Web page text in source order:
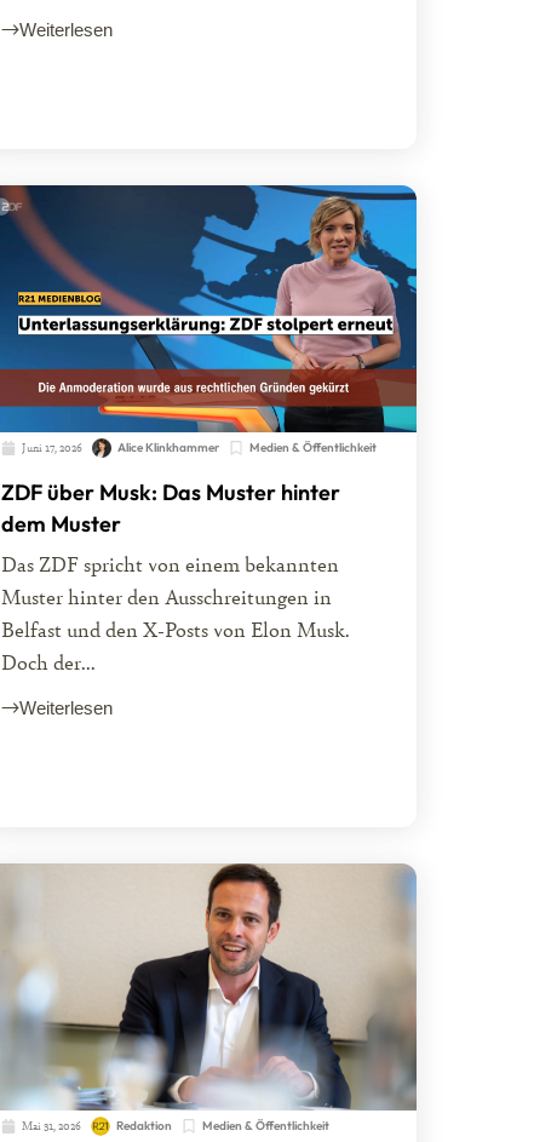
Weiterlesen
Juni 17, 2026 Alice Klinkhammer Medien & Öffentlichkeit
ZDF über Musk: Das Muster hinter
dem Muster
Das ZDF spricht von einem bekannten
Muster hinter den Ausschreitungen in
Belfast und den X-Posts von Elon Musk.
Doch der...
Weiterlesen
Mai 31, 2026 Redaktion Medien & Öffentlichkeit